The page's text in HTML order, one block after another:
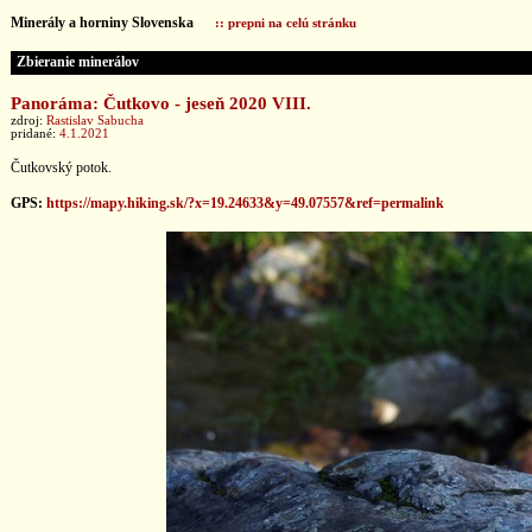
Minerály a horniny Slovenska :: prepni na celú stránku
Zbieranie minerálov
Panoráma: Čutkovo - jeseň 2020 VIII.
zdroj: Rastislav Sabucha
pridané: 4.1.2021
Čutkovský potok.
GPS: https://mapy.hiking.sk/?x=19.24633&y=49.07557&ref=permalink